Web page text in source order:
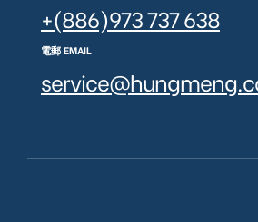
+(886)973 737 638
電郵 EMAIL